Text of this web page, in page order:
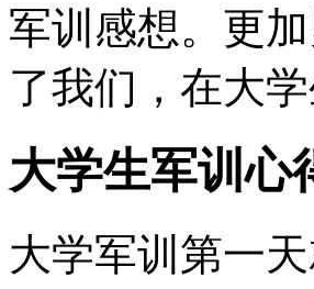
军训感想。更
了我们，在大
大学生军训心
大学军训第一